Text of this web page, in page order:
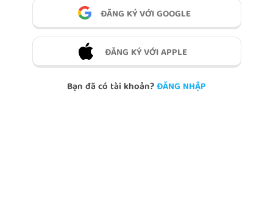
ĐĂNG KÝ VỚI GOOGLE
ĐĂNG KÝ VỚI APPLE
Bạn đã có tài khoản?ĐĂNG NHẬP